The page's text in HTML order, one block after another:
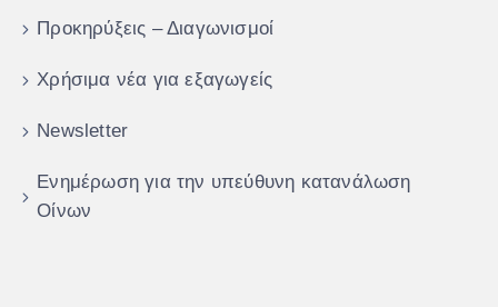
Προκηρύξεις – Διαγωνισμοί
Χρήσιμα νέα για εξαγωγείς
Newsletter
Ενημέρωση για την υπεύθυνη κατανάλωση
Οίνων